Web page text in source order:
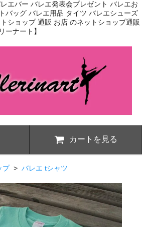
エバー バレエ発表会プレゼント バレエお
バッグ バレエ用品 タイツ バレエシューズ
ショップ 通販 お店 のネットショップ通販
ナート】
カートを見る
プ> バレエ tシャツ